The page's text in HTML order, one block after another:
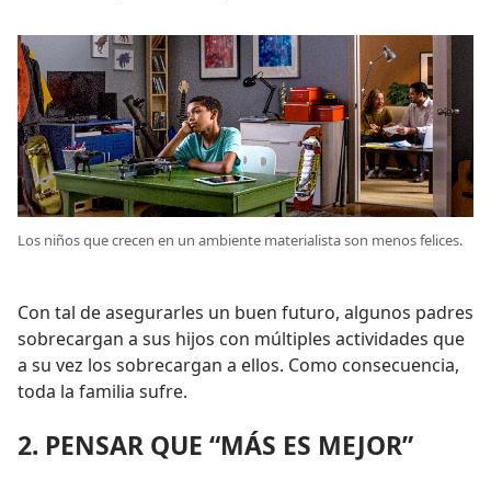
Los niños que crecen en un ambiente materialista son menos felices.
Con tal de asegurarles un buen futuro, algunos padres
sobrecargan a sus hijos con múltiples actividades que
a su vez los sobrecargan a ellos. Como consecuencia,
toda la familia sufre.
2. PENSAR QUE “MÁS ES MEJOR”